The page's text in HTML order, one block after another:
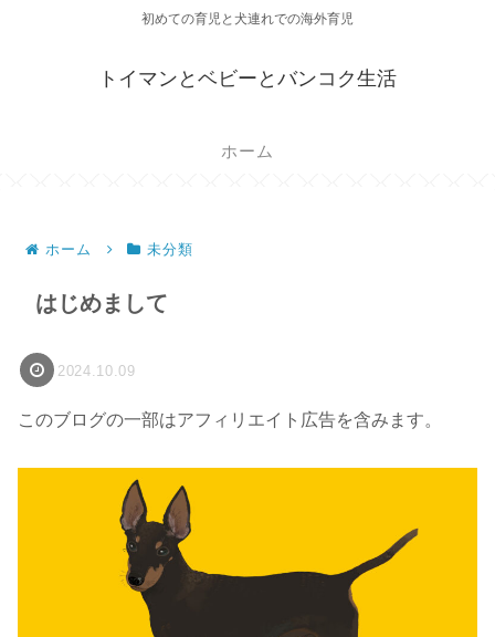
初めての育児と犬連れでの海外育児
トイマンとベビーとバンコク生活
ホーム
ホーム 未分類
はじめまして
2024.10.09
このブログの一部はアフィリエイト広告を含みます。